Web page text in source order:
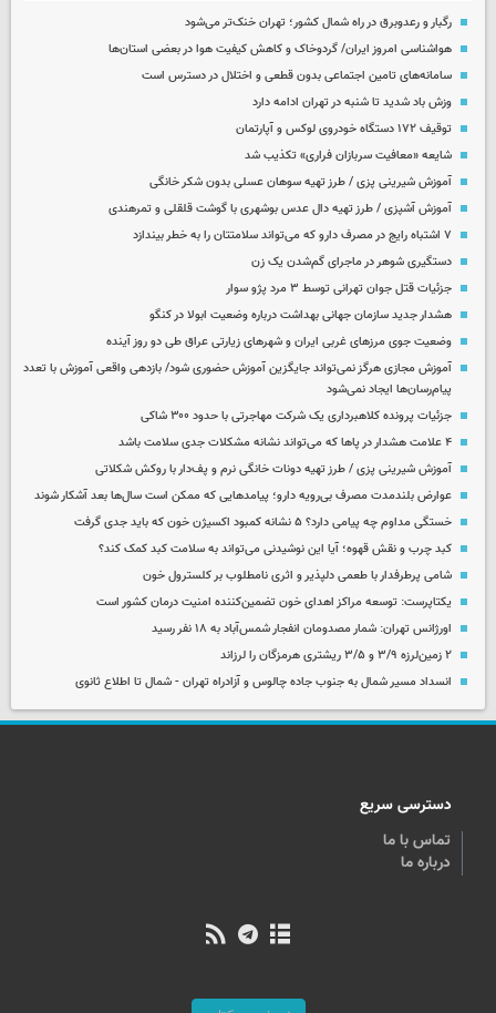
رگبار و رعدوبرق در راه شمال کشور؛ تهران خنک‌تر می‌شود
هواشناسی امروز ایران/ گردوخاک و کاهش کیفیت هوا در بعضی استان‌ها
سامانه‌های تامین اجتماعی بدون قطعی و اختلال در دسترس است
وزش باد شدید تا شنبه در تهران ادامه دارد
توقیف ۱۷۲ دستگاه خودروی لوکس و آپارتمان
شایعه «معافیت سربازان فراری» تکذیب شد
آموزش شیرینی پزی / طرز تهیه سوهان عسلی بدون شکر خانگی
آموزش آشپزی / طرز تهیه دال عدس بوشهری با گوشت قلقلی و تمرهندی
۷ اشتباه رایج در مصرف دارو که می‌تواند سلامتتان را به خطر بیندازد
دستگیری شوهر در ماجرای گم‌شدن یک زن
جزئیات قتل جوان تهرانی توسط ۳ مرد پژو سوار
هشدار جدید سازمان جهانی بهداشت درباره وضعیت ابولا در کنگو
وضعیت جوی مرزهای غربی ایران و شهرهای زیارتی عراق طی دو روز آینده
آموزش مجازی هرگز نمی‌تواند جایگزین آموزش حضوری شود/ بازدهی واقعی آموزش با تعدد
پیام‌رسان‌ها ایجاد نمی‌شود
جزئیات پرونده کلاهبرداری یک شرکت مهاجرتی با حدود ۳۰۰ شاکی
۴ علامت هشدار در پاها که می‌تواند نشانه مشکلات جدی سلامت باشد
آموزش شیرینی پزی / طرز تهیه دونات خانگی نرم و پف‌دار با روکش شکلاتی
عوارض بلندمدت مصرف بی‌رویه دارو؛ پیامدهایی که ممکن است سال‌ها بعد آشکار شوند
خستگی مداوم چه پیامی دارد؟ ۵ نشانه کمبود اکسیژن خون که باید جدی گرفت
کبد چرب و نقش قهوه؛ آیا این نوشیدنی می‌تواند به سلامت کبد کمک کند؟
شامی پرطرفدار با طعمی دلپذیر و اثری نامطلوب بر کلسترول خون
یکتاپرست: توسعه مراکز اهدای خون تضمین‌کننده امنیت درمان کشور است
اورژانس تهران: شمار مصدومان انفجار شمس‌آباد به ۱۸ نفر رسید
۲ زمین‌لرزه ۳/۹ و ۳/۵ ریشتری هرمزگان را لرزاند
انسداد مسیر شمال به جنوب جاده چالوس و آزادراه تهران - شمال تا اطلاع ثانوی
دسترسی سریع
تماس با ما
درباره ما